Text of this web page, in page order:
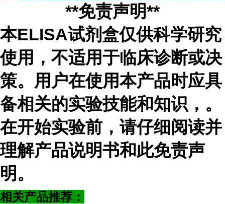
**免责声明**
本ELISA试剂盒仅供科学研究
使用，不适用于临床诊断或决
策。用户在使用本产品时应具
备相关的实验技能和知识， 。
在开始实验前，请仔细阅读并
理解产品说明书和此免责声
明。
相关产品推荐：